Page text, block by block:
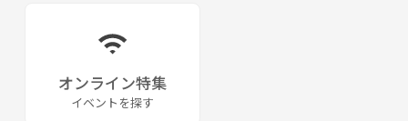
オンライン特集
イベントを探す